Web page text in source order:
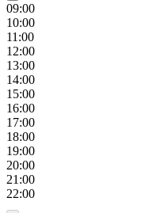
09:00
10:00
11 :00
12:00
13:00
14:00
15:00
16:00
17:00
18:00
19:00
20:00
21 :00
22:00